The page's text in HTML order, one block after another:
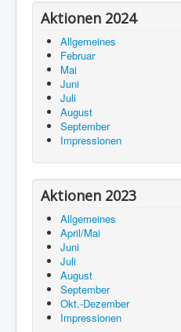
Aktionen 2024
Allgemeines
Februar
Mai
Juni
Juli
August
September
Impressionen
Aktionen 2023
Allgemeines
April/Mai
Juni
Juli
August
September
Okt.-Dezember
Impressionen